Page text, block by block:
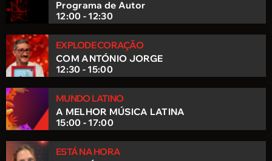
Programa de Autor
12:00 - 12:30
EXPLODE CORAÇÃO
COM ANTÓNIO JORGE
12:30 - 15:00
MUNDO LATINO
A MELHOR MÚSICA LATINA
15:00 - 17:00
ESTÁ NA HORA